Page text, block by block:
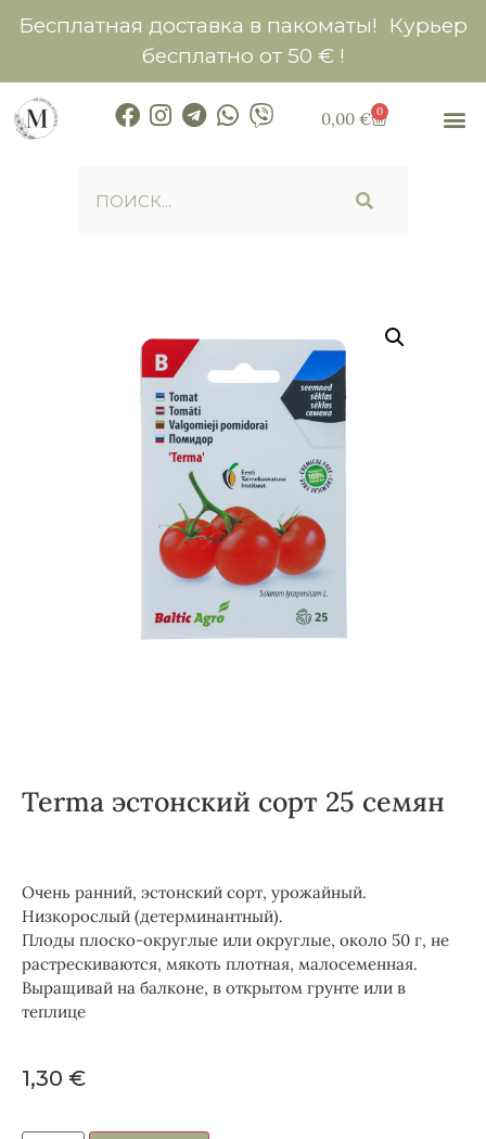
Бесплатная доставка в пакоматы! Курьер
бесплатно от 50 € !
0,00€ 0
Terma эстонский сорт 25 семян
Очень ранний, эстонский сорт, урожайный.
Низкорослый (детерминантный).
Плоды плоско-округлые или округлые, около 50 г, не
растрескиваются, мякоть плотная, малосеменная.
Выращивай на балконе, в открытом грунте или в
теплице
1,30 €